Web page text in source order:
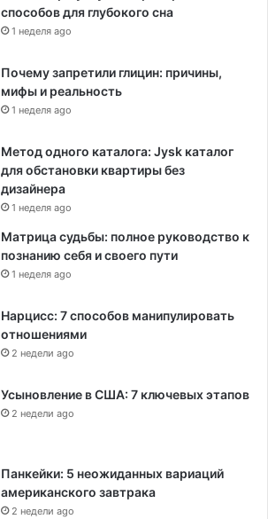
способов для глубокого сна
1 неделя ago
Почему запретили глицин: причины,
мифы и реальность
1 неделя ago
Метод одного каталога: Jysk каталог
для обстановки квартиры без
дизайнера
1 неделя ago
Матрица судьбы: полное руководство к
познанию себя и своего пути
1 неделя ago
Нарцисс: 7 способов манипулировать
отношениями
2 недели ago
Усыновление в США: 7 ключевых этапов
2 недели ago
Панкейки: 5 неожиданных вариаций
американского завтрака
2 недели ago